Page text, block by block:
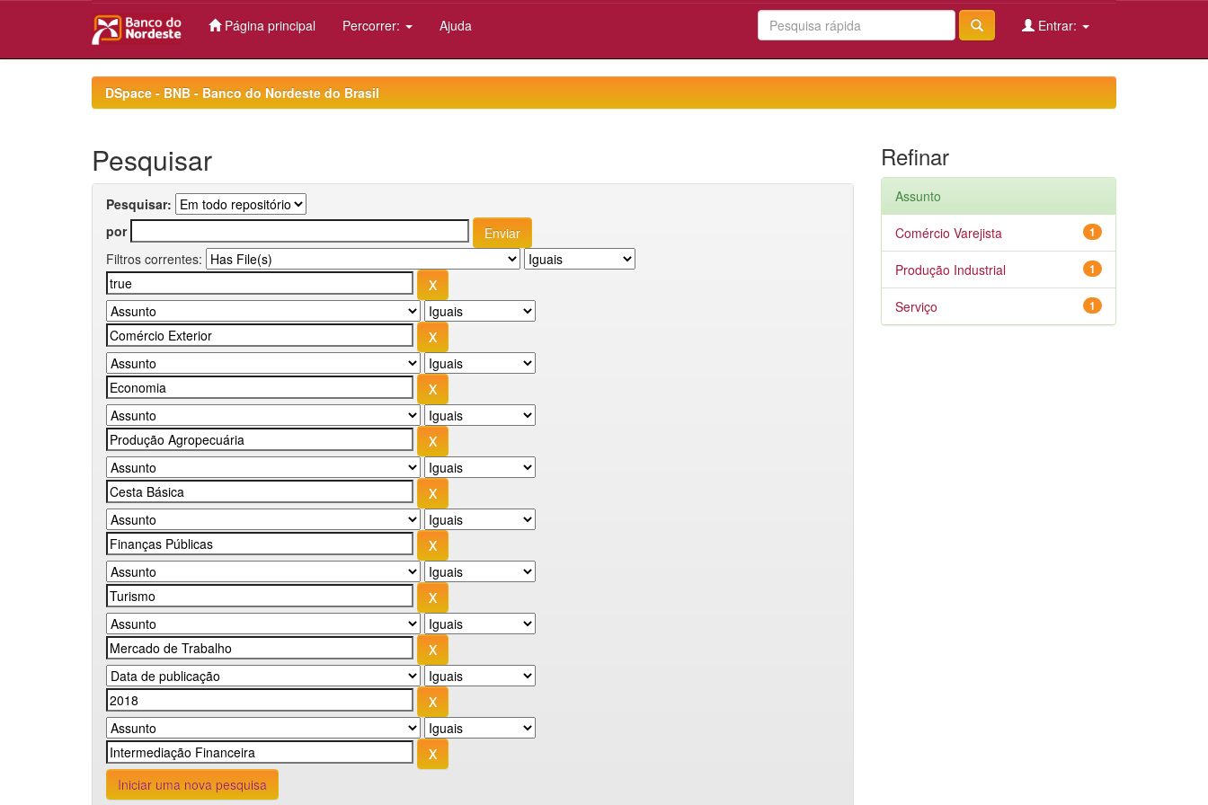
Página principal Percorrer: Ajuda Entrar:
DSpace - BNB - Banco do Nordeste do Brasil
Pesquisar
Pesquisar:
por
Filtros correntes:
Iniciar uma nova pesquisa
Refinar
Assunto
1
Comércio Varejista
1
Produção Industrial
1
Serviço